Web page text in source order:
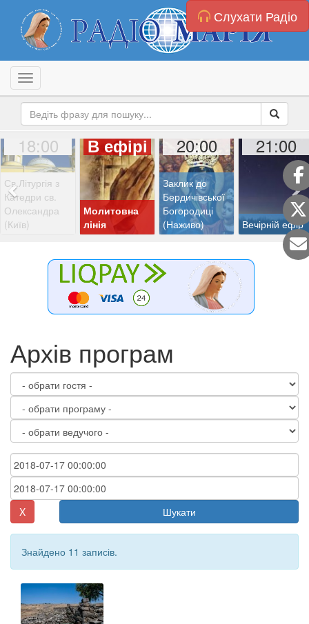
Слухати Радіо
Toggle navigation
18:00
Св.Літургія з
Катедри св.
Олександра
(Київ)
В ефірі
Молитовна
лінія
20:00
Заклик до
Бердичівської
Богородиці
(Наживо)
21:00
Вечірній ефір
Архів програм
X Шукати
Знайдено 11 записів.